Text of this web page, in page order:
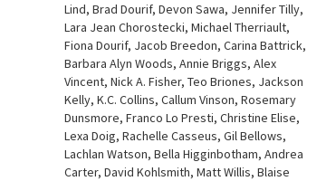
Lind, Brad Dourif, Devon Sawa, Jennifer Tilly,
Lara Jean Chorostecki, Michael Therriault,
Fiona Dourif, Jacob Breedon, Carina Battrick,
Barbara Alyn Woods, Annie Briggs, Alex
Vincent, Nick A. Fisher, Teo Briones, Jackson
Kelly, K.C. Collins, Callum Vinson, Rosemary
Dunsmore, Franco Lo Presti, Christine Elise,
Lexa Doig, Rachelle Casseus, Gil Bellows,
Lachlan Watson, Bella Higginbotham, Andrea
Carter, David Kohlsmith, Matt Willis, Blaise